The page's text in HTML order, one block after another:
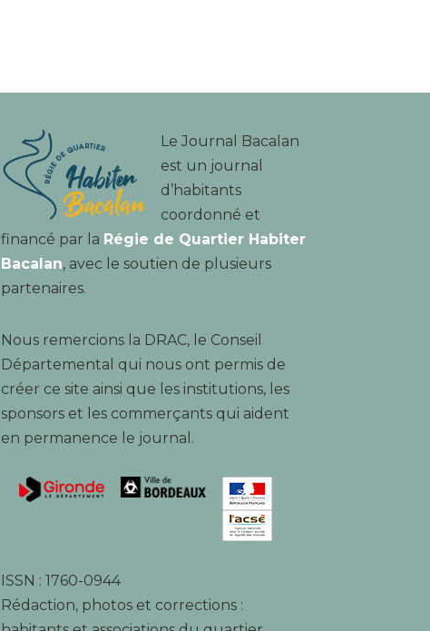
Le Journal Bacalan
est un journal
d’habitants
coordonné et
financé par la Régie de Quartier Habiter
Bacalan, avec le soutien de plusieurs
partenaires.
Nous remercions la DRAC, le Conseil
Départemental qui nous ont permis de
créer ce site ainsi que les institutions, les
sponsors et les commerçants qui aident
en permanence le journal.
ISSN : 1760-0944
Rédaction, photos et corrections :